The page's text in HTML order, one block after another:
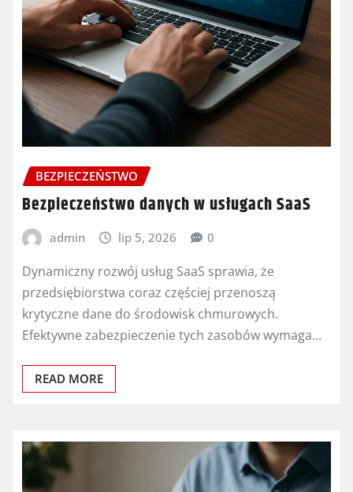
BEZPIECZEŃSTWO
Bezpieczeństwo danych w usługach SaaS
admin lip 5, 2026 0
Dynamiczny rozwój usług SaaS sprawia, że
przedsiębiorstwa coraz częściej przenoszą
krytyczne dane do środowisk chmurowych.
Efektywne zabezpieczenie tych zasobów wymaga…
READ MORE